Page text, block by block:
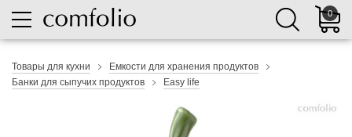
0
Товары для кухни
Емкости для хранения продуктов
Банки для сыпучих продуктов
Easy life